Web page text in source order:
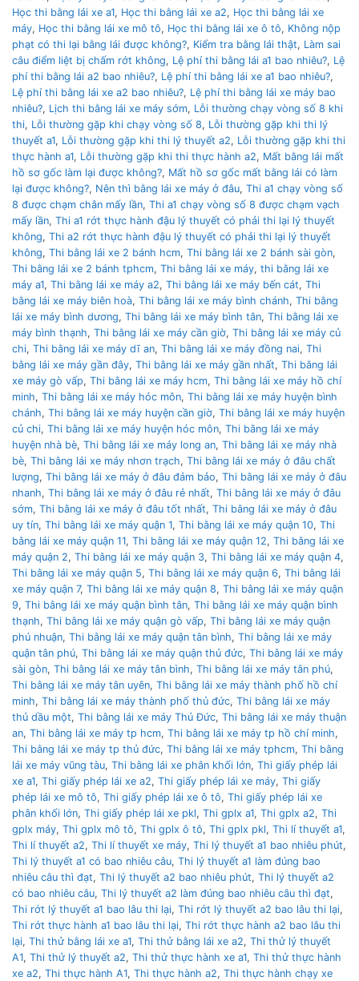
Học thi bằng lái xe a1, Học thi bằng lái xe a2, Học thi bằng lái xe
máy, Học thi bằng lái xe mô tô, Học thi bằng lái xe ô tô, Không nộp
phạt có thi lại bằng lái được không?, Kiểm tra bằng lái thật, Làm sai
câu điểm liệt bị chấm rớt không, Lệ phí thi bằng lái a1 bao nhiêu?, Lệ
phí thi bằng lái a2 bao nhiêu?, Lệ phí thi bằng lái xe a1 bao nhiêu?,
Lệ phí thi bằng lái xe a2 bao nhiêu?, Lệ phí thi bằng lái xe máy bao
nhiêu?, Lịch thi bằng lái xe máy sớm, Lỗi thường chạy vòng số 8 khi
thi, Lỗi thường gặp khi chạy vòng số 8, Lỗi thường gặp khi thi lý
thuyết a1, Lỗi thường gặp khi thi lý thuyết a2, Lỗi thường gặp khi thi
thực hành a1, Lỗi thường gặp khi thi thực hành a2, Mất bằng lái mất
hồ sơ gốc làm lại được không?, Mất hồ sơ gốc mất bằng lái có làm
lại được không?, Nên thì bằng lái xe máy ở đâu, Thi a1 chạy vòng số
8 được chạm chân mấy lần, Thi a1 chạy vòng số 8 được chạm vạch
mấy lần, Thi a1 rớt thực hành đậu lý thuyết có phải thi lại lý thuyết
không, Thi a2 rớt thực hành đậu lý thuyết có phải thi lại lý thuyết
không, Thi bằng lái xe 2 bánh hcm, Thi bằng lái xe 2 bánh sài gòn,
Thi bằng lái xe 2 bánh tphcm, Thi bằng lái xe máy, thi bằng lái xe
máy a1, Thi bằng lái xe máy a2, Thi bằng lái xe máy bến cát, Thi
bằng lái xe máy biên hoà, Thi bằng lái xe máy bình chánh, Thi bằng
lái xe máy bình dương, Thi bằng lái xe máy bình tân, Thi bằng lái xe
máy bình thạnh, Thi bằng lái xe máy cần giờ, Thi bằng lái xe máy củ
chi, Thi bằng lái xe máy dĩ an, Thi bằng lái xe máy đồng nai, Thi
bằng lái xe máy gần đây, Thi bằng lái xe máy gần nhất, Thi bằng lái
xe máy gò vấp, Thi bằng lái xe máy hcm, Thi bằng lái xe máy hồ chí
minh, Thi bằng lái xe máy hóc môn, Thi bằng lái xe máy huyện bình
chánh, Thi bằng lái xe máy huyện cần giờ, Thi bằng lái xe máy huyện
củ chi, Thi bằng lái xe máy huyện hóc môn, Thi bằng lái xe máy
huyện nhà bè, Thi bằng lái xe máy long an, Thi bằng lái xe máy nhà
bè, Thi bằng lái xe máy nhơn trạch, Thi bằng lái xe máy ở đâu chất
lượng, Thi bằng lái xe máy ở đâu đảm bảo, Thi bằng lái xe máy ở đâu
nhanh, Thi bằng lái xe máy ở đâu rẻ nhất, Thi bằng lái xe máy ở đâu
sớm, Thi bằng lái xe máy ở đâu tốt nhất, Thi bằng lái xe máy ở đâu
uy tín, Thi bằng lái xe máy quận 1, Thi bằng lái xe máy quận 10, Thi
bằng lái xe máy quận 11, Thi bằng lái xe máy quận 12, Thi bằng lái xe
máy quận 2, Thi bằng lái xe máy quận 3, Thi bằng lái xe máy quận 4,
Thi bằng lái xe máy quận 5, Thi bằng lái xe máy quận 6, Thi bằng lái
xe máy quận 7, Thi bằng lái xe máy quận 8, Thi bằng lái xe máy quận
9, Thi bằng lái xe máy quận bình tân, Thi bằng lái xe máy quận bình
thạnh, Thi bằng lái xe máy quận gò vấp, Thi bằng lái xe máy quận
phú nhuận, Thi bằng lái xe máy quận tân bình, Thi bằng lái xe máy
quận tân phú, Thi bằng lái xe máy quận thủ đức, Thi bằng lái xe máy
sài gòn, Thi bằng lái xe máy tân bình, Thi bằng lái xe máy tân phú,
Thi bằng lái xe máy tân uyên, Thi bằng lái xe máy thành phố hồ chí
minh, Thi bằng lái xe máy thành phố thủ đức, Thi bằng lái xe máy
thủ dầu một, Thi bằng lái xe máy Thủ Đức, Thi bằng lái xe máy thuận
an, Thi bằng lái xe máy tp hcm, Thi bằng lái xe máy tp hồ chí minh,
Thi bằng lái xe máy tp thủ đức, Thi bằng lái xe máy tphcm, Thi bằng
lái xe máy vũng tàu, Thi bằng lái xe phân khối lớn, Thi giấy phép lái
xe a1, Thi giấy phép lái xe a2, Thi giấy phép lái xe máy, Thi giấy
phép lái xe mô tô, Thi giấy phép lái xe ô tô, Thi giấy phép lái xe
phân khối lớn, Thi giấy phép lái xe pkl, Thi gplx a1, Thi gplx a2, Thi
gplx máy, Thi gplx mô tô, Thi gplx ô tô, Thi gplx pkl, Thi lí thuyết a1,
Thi lí thuyết a2, Thi lí thuyết xe máy, Thi lý thuyết a1 bao nhiêu phút,
Thi lý thuyết a1 có bao nhiêu câu, Thi lý thuyết a1 làm đúng bao
nhiêu câu thì đạt, Thi lý thuyết a2 bao nhiêu phút, Thi lý thuyết a2
có bao nhiêu câu, Thi lý thuyết a2 làm đúng bao nhiêu câu thì đạt,
Thi rớt lý thuyết a1 bao lâu thi lại, Thi rớt lý thuyết a2 bao lâu thi lại,
Thi rớt thực hành a1 bao lâu thi lại, Thi rớt thực hành a2 bao lâu thi
lại, Thi thử bằng lái xe a1, Thi thử bằng lái xe a2, Thi thử lý thuyết
A1, Thi thử lý thuyết a2, Thi thử thực hành xe a1, Thi thử thực hành
xe a2, Thi thực hành A1, Thi thực hành a2, Thi thực hành chạy xe